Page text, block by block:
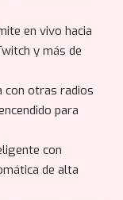
en vivo hacia
y más de
con otras radios
para
con
de alta